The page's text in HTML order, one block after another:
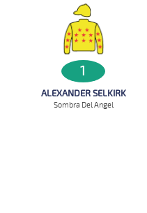
1
ALEXANDER SELKIRK
Sombra Del Angel